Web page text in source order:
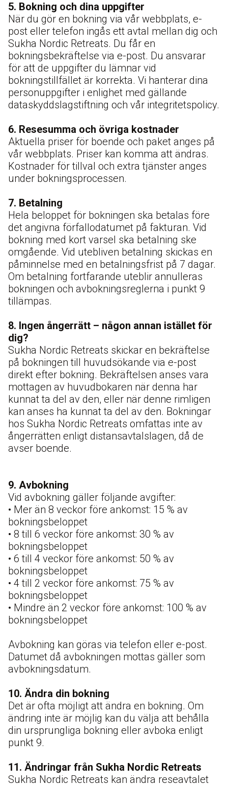
5. Bokning och dina uppgifter
När du gör en bokning via vår webbplats, e-
post eller telefon ingås ett avtal mellan dig och
Sukha Nordic Retreats. Du får en
bokningsbekräftelse via e-post. Du ansvarar
för att de uppgifter du lämnar vid
bokningstillfället är korrekta. Vi hanterar dina
personuppgifter i enlighet med gällande
dataskyddslagstiftning och vår integritetspolicy.
6. Resesumma och övriga kostnader
Aktuella priser för boende och paket anges på
vår webbplats. Priser kan komma att ändras.
Kostnader för tillval och extra tjänster anges
under bokningsprocessen.
7. Betalning
Hela beloppet för bokningen ska betalas före
det angivna förfallodatumet på fakturan. Vid
bokning med kort varsel ska betalning ske
omgående. Vid utebliven betalning skickas en
påminnelse med en betalningsfrist på 7 dagar.
Om betalning fortfarande uteblir annulleras
bokningen och avbokningsreglerna i punkt 9
tillämpas.
8. Ingen ångerrätt – någon annan istället för
dig?
Sukha Nordic Retreats skickar en bekräftelse
på bokningen till huvudsökande via e-post
direkt efter bokning. Bekräftelsen anses vara
mottagen av huvudbokaren när denna har
kunnat ta del av den, eller när denne rimligen
kan anses ha kunnat ta del av den. Bokningar
hos Sukha Nordic Retreats omfattas inte av
ångerrätten enligt distansavtalslagen, då de
avser boende.
9. Avbokning
Vid avbokning gäller följande avgifter:
• Mer än 8 veckor före ankomst: 15 % av
bokningsbeloppet
• 8 till 6 veckor före ankomst: 30 % av
bokningsbeloppet
• 6 till 4 veckor före ankomst: 50 % av
bokningsbeloppet
• 4 till 2 veckor före ankomst: 75 % av
bokningsbeloppet
• Mindre än 2 veckor före ankomst: 100 % av
bokningsbeloppet
Avbokning kan göras via telefon eller e-post.
Datumet då avbokningen mottas gäller som
avbokningsdatum.
10. Ändra din bokning
Det är ofta möjligt att ändra en bokning. Om
ändring inte är möjlig kan du välja att behålla
din ursprungliga bokning eller avboka enligt
punkt 9.
11. Ändringar från Sukha Nordic Retreats
Sukha Nordic Retreats kan ändra reseavtalet